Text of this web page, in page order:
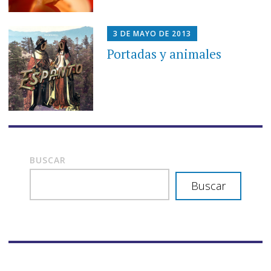
3 DE MAYO DE 2013
Portadas y animales
BUSCAR
Buscar